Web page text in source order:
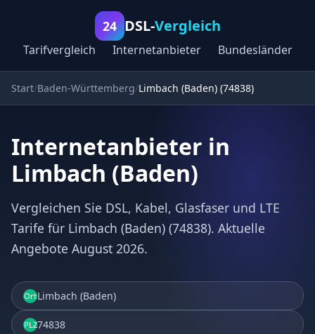
24 DSL-Vergleich
Tarifvergleich Internetanbieter Bundesländer
Start Baden-Württemberg Limbach (Baden) (74838)
Internetanbieter in
Limbach (Baden)
Vergleichen Sie DSL, Kabel, Glasfaser und LTE
Tarife für Limbach (Baden) (74838). Aktuelle
Angebote August 2026.
OrtLimbach (Baden)
PLZ74838